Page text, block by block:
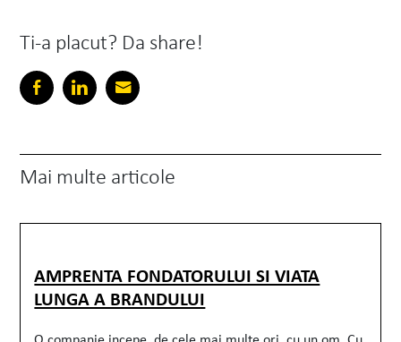
Ti-a placut? Da share!
Mai multe articole
AMPRENTA FONDATORULUI SI VIATA
LUNGA A BRANDULUI